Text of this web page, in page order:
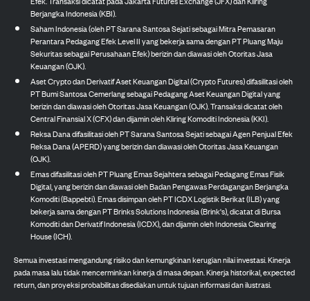
Berjangka Indonesia (KBI).
Saham Indonesia (oleh PT Sarana Santosa Sejati sebagai Mitra Pemasaran
Perantara Pedagang Efek Level II yang bekerja sama dengan PT Pluang Maju
Sekuritas sebagai Perusahaan Efek) berizin dan diawasi oleh Otoritas Jasa
Keuangan (OJK).
Aset Crypto dan Derivatif Aset Keuangan Digital (Crypto Futures) difasilitasi oleh
PT Bumi Santosa Cemerlang sebagai Pedagang Aset Keuangan Digital yang
berizin dan diawasi oleh Otoritas Jasa Keuangan (OJK). Transaksi dicatat oleh
Central Finansial X (CFX) dan dijamin oleh Kliring Komoditi Indonesia (KKI).
Reksa Dana difasilitasi oleh PT Sarana Santosa Sejati sebagai Agen Penjual Efek
Reksa Dana (APERD) yang berizin dan diawasi oleh Otoritas Jasa Keuangan
(OJK).
Emas difasilitasi oleh PT Pluang Emas Sejahtera sebagai Pedagang Emas Fisik
Digital, yang berizin dan diawasi oleh Badan Pengawas Perdagangan Berjangka
Komoditi (Bappebti). Emas disimpan oleh PT ICDX Logistik Berikat (ILB) yang
bekerja sama dengan PT Brinks Solutions Indonesia (Brink's), dicatat di Bursa
Komoditi dan Derivatif Indonesia (ICDX), dan dijamin oleh Indonesia Clearing
House (ICH).
Semua investasi mengandung risiko dan kemungkinan kerugian nilai investasi. Kinerja
pada masa lalu tidak mencerminkan kinerja di masa depan. Kinerja historikal, expected
return, dan proyeksi probabilitas disediakan untuk tujuan informasi dan ilustrasi.